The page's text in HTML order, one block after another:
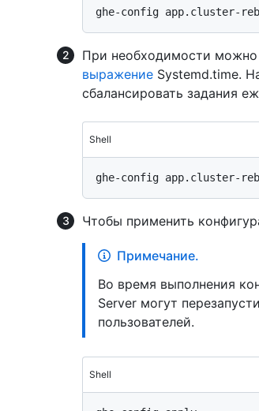
При необходимости можно
выражение Systemd.time.
сбалансировать задания
Shell
Чтобы применить
Примечание.
Во время выполнения
Server могут
пользователей.
Shell